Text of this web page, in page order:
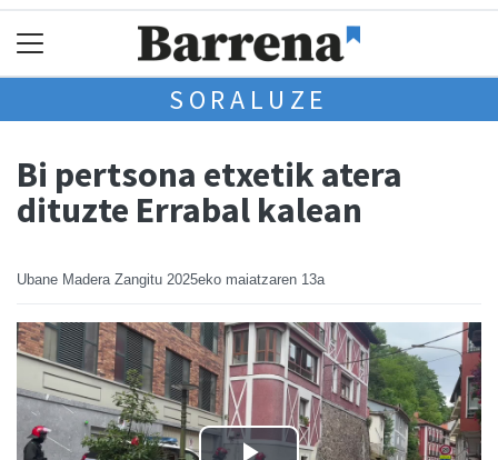
SORALUZE
Bi pertsona etxetik atera
dituzte Errabal kalean
Ubane Madera Zangitu 2025eko maiatzaren 13a